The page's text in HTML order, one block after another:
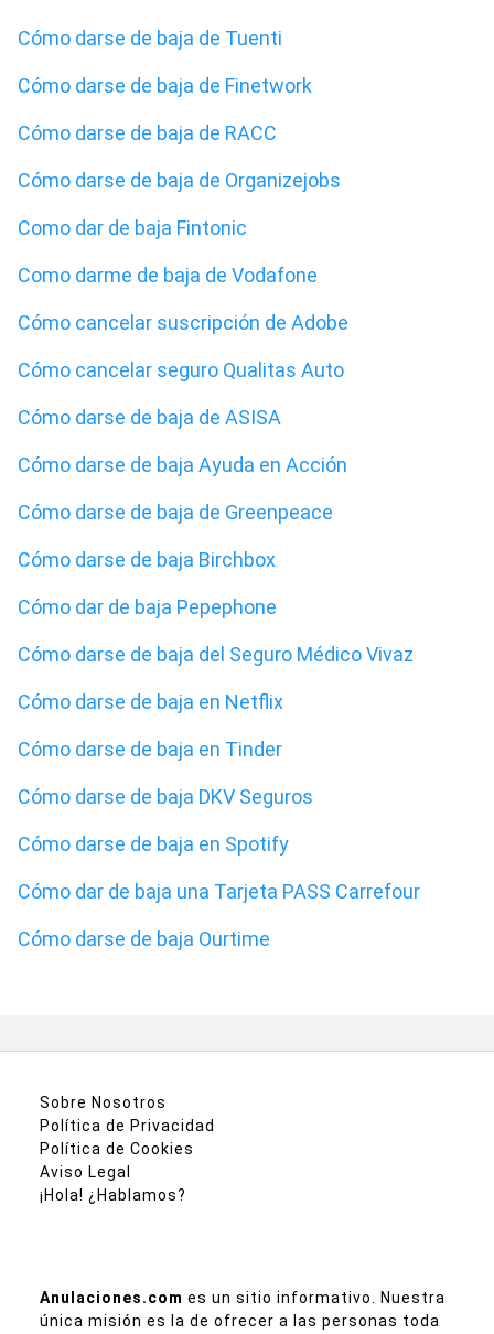
Cómo darse de baja de Tuenti
Cómo darse de baja de Finetwork
Cómo darse de baja de RACC
Cómo darse de baja de Organizejobs
Como dar de baja Fintonic
Como darme de baja de Vodafone
Cómo cancelar suscripción de Adobe
Cómo cancelar seguro Qualitas Auto
Cómo darse de baja de ASISA
Cómo darse de baja Ayuda en Acción
Cómo darse de baja de Greenpeace
Cómo darse de baja Birchbox
Cómo dar de baja Pepephone
Cómo darse de baja del Seguro Médico Vivaz
Cómo darse de baja en Netflix
Cómo darse de baja en Tinder
Cómo darse de baja DKV Seguros
Cómo darse de baja en Spotify
Cómo dar de baja una Tarjeta PASS Carrefour
Cómo darse de baja Ourtime
Sobre Nosotros
Política de Privacidad
Política de Cookies
Aviso Legal
¡Hola! ¿Hablamos?
Anulaciones.com es un sitio informativo. Nuestra
única misión es la de ofrecer a las personas toda